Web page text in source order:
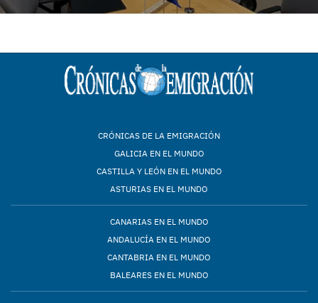
CRÓNICAS DE LA EMIGRACIÓN
GALICIA EN EL MUNDO
CASTILLA Y LEÓN EN EL MUNDO
ASTURIAS EN EL MUNDO
CANARIAS EN EL MUNDO
ANDALUCÍA EN EL MUNDO
CANTABRIA EN EL MUNDO
BALEARES EN EL MUNDO